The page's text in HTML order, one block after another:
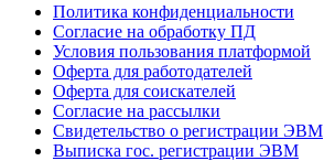
Политика конфиденциальности
Согласие на обработку ПД
Условия пользования платформой
Оферта для работодателей
Оферта для соискателей
Согласие на рассылки
Свидетельство о регистрации ЭВМ
Выписка гос. регистрации ЭВМ